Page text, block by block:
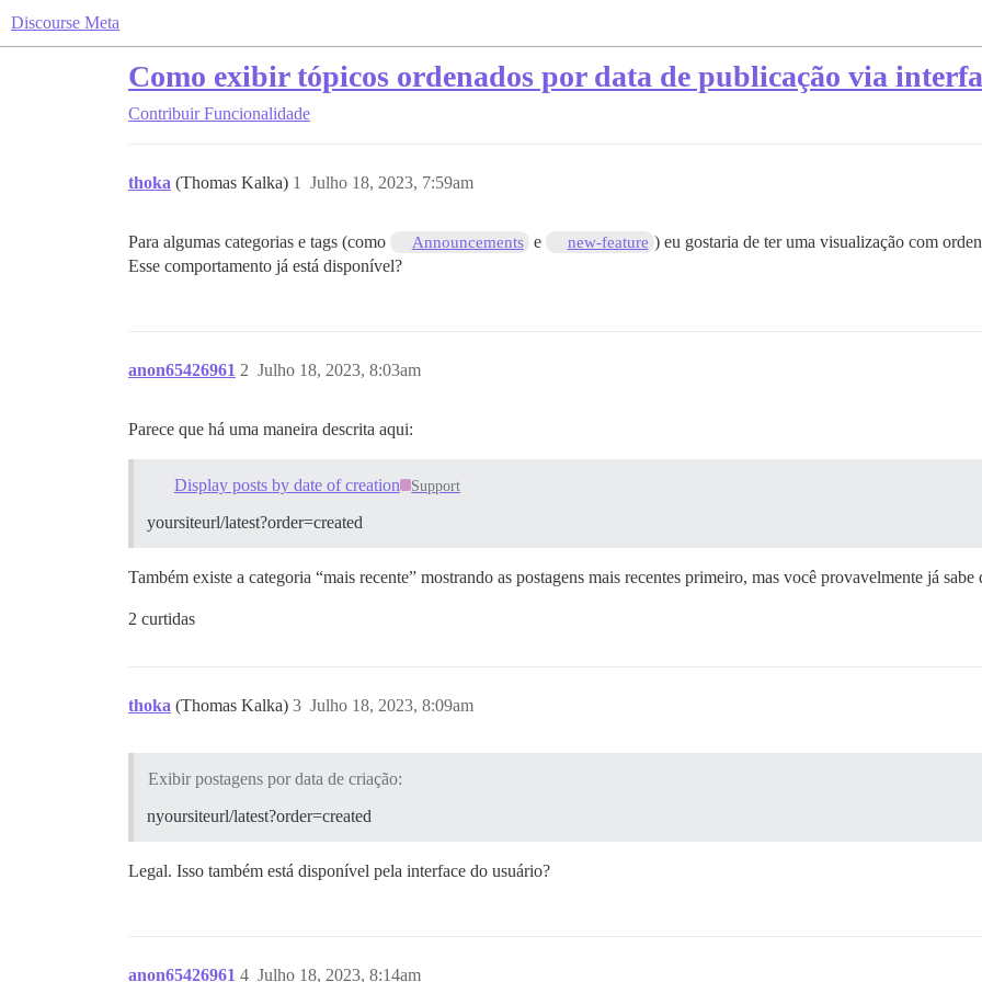
Discourse Meta
Como exibir tópicos ordenados por data de publicação via
Contribuir Funcionalidade
thoka (Thomas Kalka) Julho 18, 2023, 7:59am
1
Para algumas categorias e tags (como Announcements e new-feature ) eu gostaria de ter uma visualização com
Esse comportamento já está disponível?
anon65426961 Julho 18, 2023, 8:03am
2
Parece que há uma maneira descrita aqui:
Display posts by date of creation Support
yoursiteurl/latest?order=created
Também existe a categoria “mais recente” mostrando as postagens mais recentes primeiro, mas você provavelmente já sabe
2 curtidas
thoka (Thomas Kalka) Julho 18, 2023, 8:09am
3
Exibir postagens por data de criação:
nyoursiteurl/latest?order=created
Legal. Isso também está disponível pela interface do usuário?
anon65426961 Julho 18, 2023, 8:14am
4